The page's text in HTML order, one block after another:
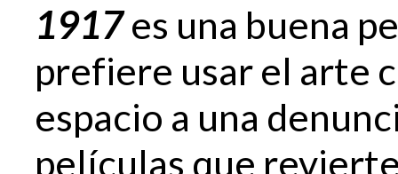
1917es una buena
prefiere usar el arte
espacio a una
películas que